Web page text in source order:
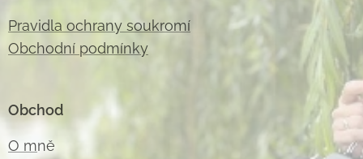
Pravidla ochrany soukromí
Obchodní podmínky
Obchod
O mně